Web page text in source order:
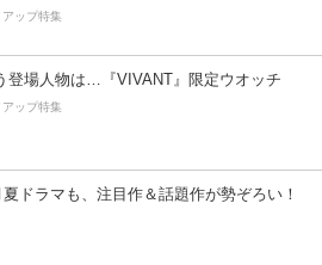
アップ特集
登場人物は…『VIVANT』限定ウオッチ
アップ特集
ドラマも、注目作＆話題作が勢ぞろい！